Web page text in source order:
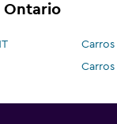
Ontario